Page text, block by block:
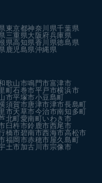
東京都神奈川県千葉県
三重県大阪府兵庫県
県高知県香川県徳島県
鹿児島県沖縄県
歌山市鳴門市富津市
町石巻市平戸市横浜市
市平塚市小豆島町
須賀市唐津市津市長島町
市天草市今治市南知多町
北町愛南町いわき市
臼杵市鈴鹿市西尾市
橋市碧南市西海市高松市
福岡市赤穂市屋久島町
土市加古川市宗像市